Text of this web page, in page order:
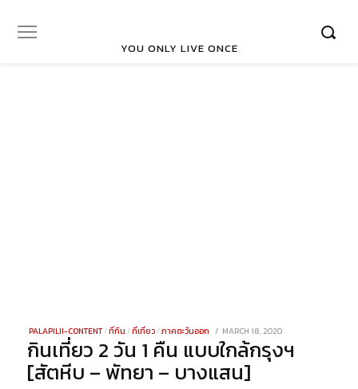
YOU ONLY LIVE ONCE
PALAPILII-CONTENT /ที่กิน /ที่เที่ยว /ภาคตะวันออก
POSTED
ON
MARCH 18, 2020
2021
กินเที่ยว 2 วัน 1 คืน แบบใกล้กรุงฯ
[สัตหีบ – พัทยา – บางแสน]